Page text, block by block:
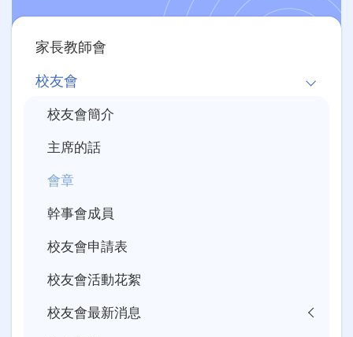
Main
navigation
家長教師會
校友會
校友會簡介
主席的話
會章
幹事會成員
校友會申請表
校友會活動花絮
校友會最新消息